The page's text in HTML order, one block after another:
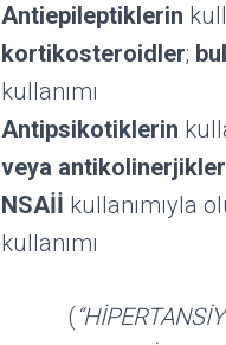
Antiepileptiklerin
kortikosteroidler;
kullanımı
Antipsikotiklerin
veya
NSAİİ kullanımıyla
kullanımı
(